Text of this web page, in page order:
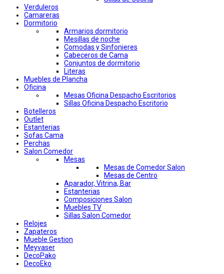
Verduleros
Camareras
Dormitorio
Armarios dormitorio
Mesillas de noche
Comodas y Sinfonieres
Cabeceros de Cama
Conjuntos de dormitorio
Literas
Muebles de Plancha
Oficina
Mesas Oficina Despacho Escritorios
Sillas Oficina Despacho Escritorio
Botelleros
Outlet
Estanterias
Sofas Cama
Perchas
Salon Comedor
Mesas
Mesas de Comedor Salon
Mesas de Centro
Aparador, Vitrina, Bar
Estanterias
Composiciones Salon
Muebles TV
Sillas Salon Comedor
Relojes
Zapateros
Mueble Gestion
Meyvaser
DecoPako
DecoEko